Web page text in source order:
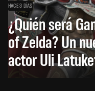
HACE 3 DÍAS
¿Quién será
of Zelda? Un
actor Uli